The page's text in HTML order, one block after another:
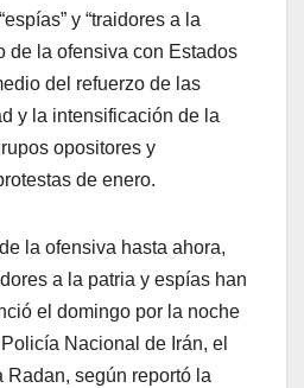
y “traidores a la
de la ofensiva con Estados
del refuerzo de las
y la intensificación de la
opositores y
de enero.
la ofensiva hasta ahora,
a la patria y espías han
el domingo por la noche
Nacional de Irán, el
Radan, según reportó la